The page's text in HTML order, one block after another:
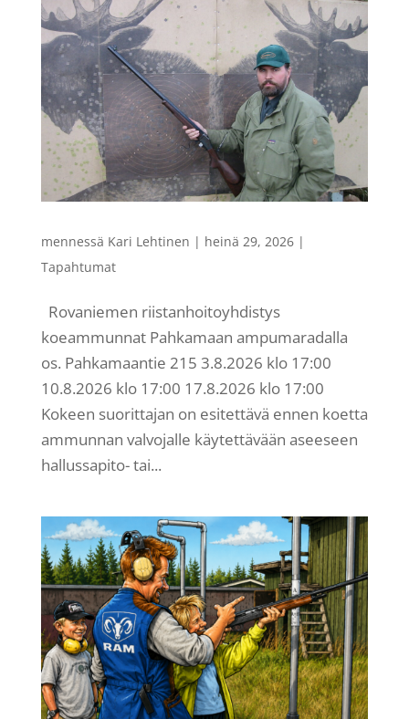
mennessä Kari Lehtinen | heinä 29, 2026|
Tapahtumat
Rovaniemen riistanhoitoyhdistys
koeammunnat Pahkamaan ampumaradalla
os. Pahkamaantie 215 3.8.2026 klo 17:00
10.8.2026 klo 17:00 17.8.2026 klo 17:00
Kokeen suorittajan on esitettävä ennen koetta
ammunnan valvojalle käytettävään aseeseen
hallussapito- tai...